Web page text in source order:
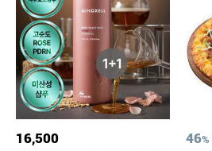
16,500 46%